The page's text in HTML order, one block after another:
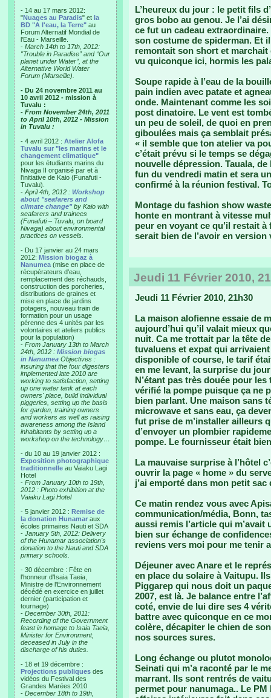
- 14 au 17 mars 2012:
"Nuages au Paradis" et la
BD "A l'eau, la Terre" au
Forum Alternatif Mondial de
l'Eau - Marseille.
- March 14th to 17th, 2012:
"Trouble in Paradise” and “Our
planet under Water”, at the
Alternative World Water
Forum (Marseille).
- Du 24 novembre 2011 au
10 avril 2012 - mission à
Tuvalu :
- From November 24th, 2011
to April 10th, 2012 - Mission
in Tuvalu :
- 4 avril 2012 : Atelier Alofa
Tuvalu sur "les marins et le
changement climatique"
pour les étudiants marins du
Nivaga II organisé par et à
l'initiative de Kaio (Funafuti -
Tuvalu).
- April 4th, 2012 : Workshop
about "seafarers and
climate change"by Kaio with
seafarers and trainees
(Funafuti – Tuvalu, on board
Nivaga) about environmental
practices on vessels.
- Du 17 janvier au 24 mars
2012: Mission biogaz à
Nanumea (mise en place de
récupérateurs d'eau,
remplacement des réchauds,
construction des porcheries,
distributions de graines et
mise en place de jardins
potagers, nouveau train de
formation pour un usage
pérenne des 4 unités par les
volontaires et ateliers publics
pour la population)
- From January 13th to March
24th, 2012 : Mission biogas
in Nanumea Objectives :
insuring that the four digesters
implemented late 2010 are
working to satisfaction, setting
up one water tank at each
owners' place, build individual
piggeries, setting up the basis
for garden, training owners
and workers as well as raising
awareness among the Island
inhabitants by setting up a
workshop on the technology…
- du 10 au 19 janvier 2012 :
Exposition photographique
traditionnelle au Vaiaku Lagi
Hotel
- From January 10th to 19th,
2012 : Photo exhibition at the
Vaiaku Lagi Hotel
- 5 janvier 2012 : Remise de
la donation Hunamar aux
écoles primaires Nauti et SDA
- January 5th, 2012: Delivery
of the Hunamar association's
donation to the Nauti and SDA
primary schools.
- 30 décembre : Fête en
l'honneur d'Isaia Taeia,
Ministre de l'Environnement
décédé en exercice en juillet
dernier (participation et
tournage)
- December 30th, 2011:
Recording of the Government
feast in homage to Isaia Taeia,
Minister for Environment,
deceased in July in the
discharge of his duties.
- 18 et 19 décembre :
Projections publiques des
vidéos du Festival des
Grandes Marées 2010
- December 18th to 19th,
L’heureux du jour : le petit fils
gros bobo au genou. Je l’ai
ce fut un cadeau
son costume de spiderman. Et
remontait son short et
vu quiconque ici, hormis les
Soupe rapide à l’eau de la
pain indien avec patate et
onde. Maintenant comme les
post dinatoire. Le vent est
un peu de soleil, de quoi en
giboulées mais ça semblait
« il semble que ton atelier va
c’était prévu si le temps se
nouvelle dépression. Tauala,
fun du vendredi matin et sera
confirmé à la réunion festival.
Montage du fashion show
honte en montrant à vitesse
peur en voyant ce qu’il restait
serait bien de l’avoir en
Jeudi 11 Février 2010,
Jeudi 11 Février 2010, 21h30
La maison alofienne essaie de
aujourd’hui qu’il valait mieux
nuit. Ca me trottait par la tête
tuvaluens et expat qui
disponible of course, le tarif
en me levant, la surprise du
N’étant pas très douée pour
vérifié la pompe puisque ça ne
bien parlant. Une maison sans
microwave et sans eau, ça
fut prise de m’installer ailleurs
d’envoyer un plombier
pompe. Le fournisseur était
La mauvaise surprise à l’hôtel
ouvrir la page « home » du
j’ai emporté dans mon petit sac
Ce matin rendez vous avec
communication/média, Bonn,
aussi remis l’article qui
bien sur échange de
reviens vers moi pour me tenir
Déjeuner avec Anare et le
en place du solaire à Vaitupu.
Piggarep qui nous doit un
2007, est là. Je balance entre
coté, envie de lui dire ses 4
battre avec quiconque en ce
colère, décapiter le chien de
nos sources sures.
Long échange ou plutot
Seinati qui m’a raconté par le
marrant. Ils sont rentrés de
permet pour nanumaga.. Le